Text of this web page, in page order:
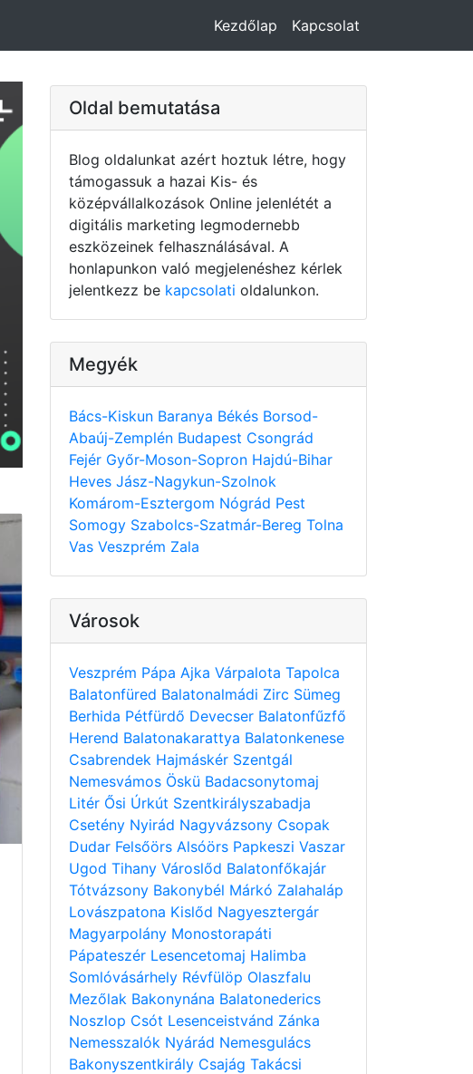
Kezdőlap Kapcsolat
Oldal bemutatása
Blog oldalunkat azért hoztuk létre, hogy
támogassuk a hazai Kis- és
középvállalkozások Online jelenlétét a
digitális marketing legmodernebb
eszközeinek felhasználásával. A
honlapunkon való megjelenéshez kérlek
jelentkezz be kapcsolati oldalunkon.
Megyék
Bács-Kiskun Baranya Békés Borsod-
Abaúj-Zemplén Budapest Csongrád
Fejér Győr-Moson-Sopron Hajdú-Bihar
Heves Jász-Nagykun-Szolnok
Komárom-Esztergom Nógrád Pest
Somogy Szabolcs-Szatmár-Bereg Tolna
Vas Veszprém Zala
Városok
Veszprém Pápa Ajka Várpalota Tapolca
Balatonfüred Balatonalmádi Zirc Sümeg
Berhida Pétfürdő Devecser Balatonfűzfő
Herend Balatonakarattya Balatonkenese
Csabrendek Hajmáskér Szentgál
Nemesvámos Öskü Badacsonytomaj
Litér Ősi Úrkút Szentkirályszabadja
Csetény Nyirád Nagyvázsony Csopak
Dudar Felsőörs Alsóörs Papkeszi Vaszar
Ugod Tihany Városlőd Balatonfőkajár
Tótvázsony Bakonybél Márkó Zalahaláp
Lovászpatona Kislőd Nagyesztergár
Magyarpolány Monostorapáti
Pápateszér Lesencetomaj Halimba
Somlóvásárhely Révfülöp Olaszfalu
Mezőlak Bakonynána Balatonederics
Noszlop Csót Lesenceistvánd Zánka
Nemesszalók Nyárád Nemesgulács
Bakonyszentkirály Csajág Takácsi